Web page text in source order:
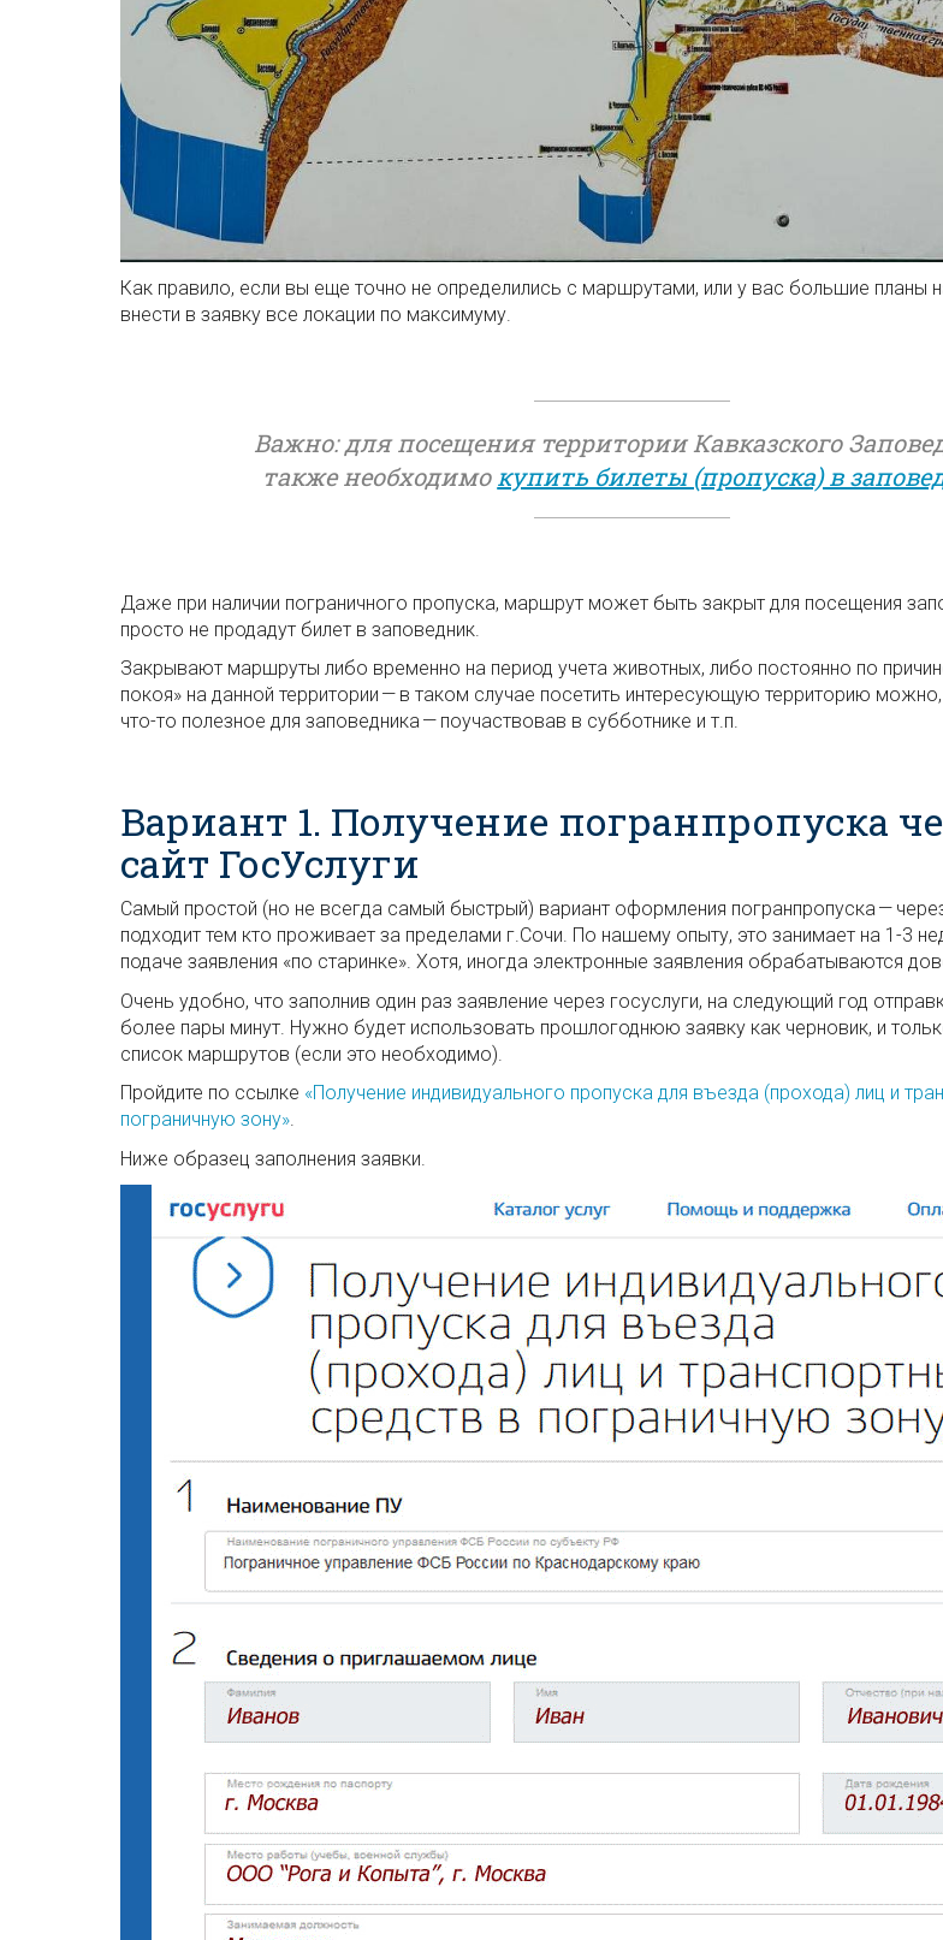
Как правило, если вы еще точно не определились с маршрутами, или у вас большие планы
внести в заявку все локации по максимуму.
Важно: для посещения территории Кавказского
также необходимокупить билеты (пропуска) в
Даже при наличии пограничного пропуска, маршрут может быть закрыт для посещения
просто не продадут билет в заповедник.
Закрывают маршруты либо временно на период учета животных, либо постоянно по
покоя» на данной территории — в таком случае посетить интересующую территорию
что-то полезное для заповедника — поучаствовав в субботнике и т.п.
Вариант 1. Получение погранпропуска
сайт ГосУслуги
Самый простой (но не всегда самый быстрый) вариант оформления погранпропуска —
подходит тем кто проживает за пределами г.Сочи. По нашему опыту, это занимает на 1-3
подаче заявления «по старинке». Хотя, иногда электронные заявления обрабатываются
Очень удобно, что заполнив один раз заявление через госуслуги, на следующий год
более пары минут. Нужно будет использовать прошлогоднюю заявку как черновик, и
список маршрутов (если это необходимо).
Пройдите по ссылке «Получение индивидуального пропуска для въезда (прохода) лиц и
пограничную зону».
Ниже образец заполнения заявки.